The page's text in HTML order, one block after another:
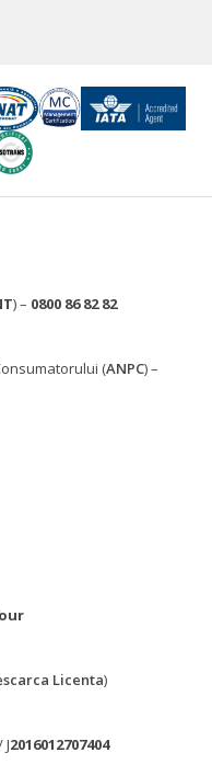
) – 0800 86 82 82
(ANPC) –
Licenta)
J2016012707404